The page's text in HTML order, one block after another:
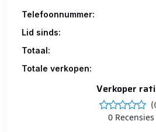
Telefoonnummer:
Lid sinds:
Totaal:
Totale verkopen:
Verkoper
0 Recensies